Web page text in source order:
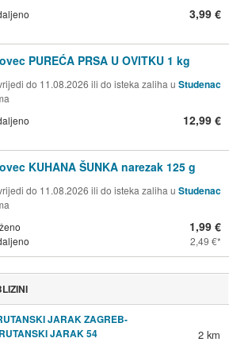
3,99 €
PUREĆA PRSA U OVITKU 1 kg
do 11.08.2026 ili do isteka zaliha u Studenac
12,99 €
KUHANA ŠUNKA narezak 125 g
do 11.08.2026 ili do isteka zaliha u Studenac
1,99 €
2,49 €
JARAK ZAGREB-
JARAK 54
2 km